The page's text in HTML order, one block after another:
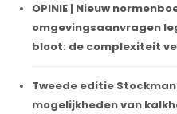
OPINIE | Nieuw
omgevingsaanvragen
bloot: de complexiteit
Tweede editie
mogelijkheden van